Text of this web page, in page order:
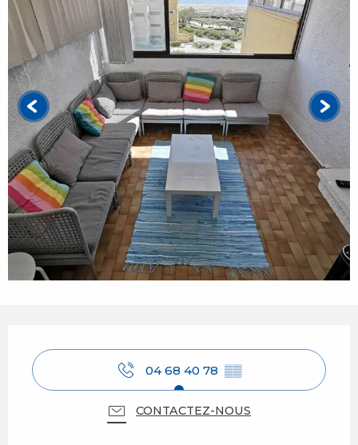
04 68 40 78 ▒▒
CONTACTEZ-NOUS